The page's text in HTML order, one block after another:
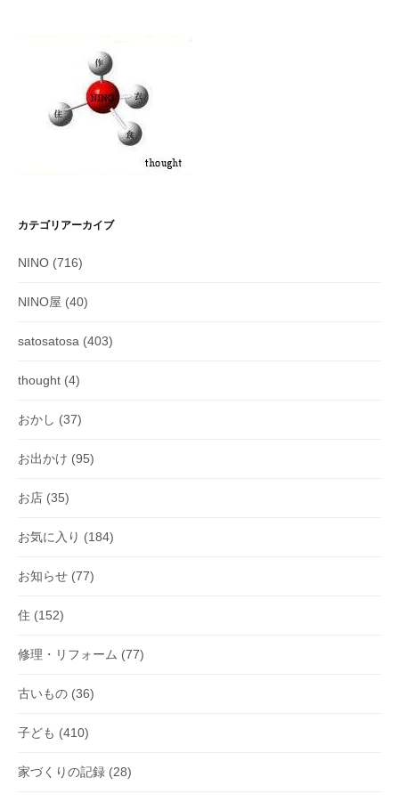
カテゴリアーカイブ
NINO (716)
NINO屋 (40)
satosatosa (403)
thought (4)
おかし (37)
お出かけ (95)
お店 (35)
お気に入り (184)
お知らせ (77)
住 (152)
修理・リフォーム (77)
古いもの (36)
子ども (410)
家づくりの記録 (28)